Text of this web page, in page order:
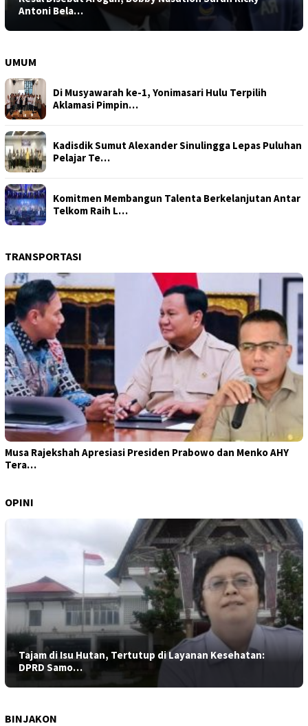
Antoni Bela…
UMUM
Di Musyawarah ke-1, Yonimasari Hulu Terpilih
Aklamasi Pimpin…
Kadisdik Sumut Alexander Sinulingga Lepas Puluhan
Pelajar Te…
Komitmen Membangun Talenta Berkelanjutan Antar
Telkom Raih L…
TRANSPORTASI
Musa Rajekshah Apresiasi Presiden Prabowo dan Menko AHY
Tera…
OPINI
Tajam di Isu Hutan, Tertutup di Layanan Kesehatan:
DPRD Samo…
BINJAKON